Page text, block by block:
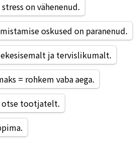
on vähenenud.
oskused on paranenud.
ja tervislikumalt.
= rohkem vaba aega.
tootjatelt.